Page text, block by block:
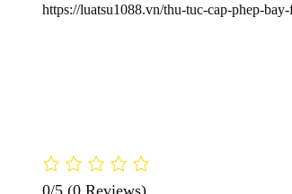
https://luatsu1088.vn/thu-tuc-cap-phep-